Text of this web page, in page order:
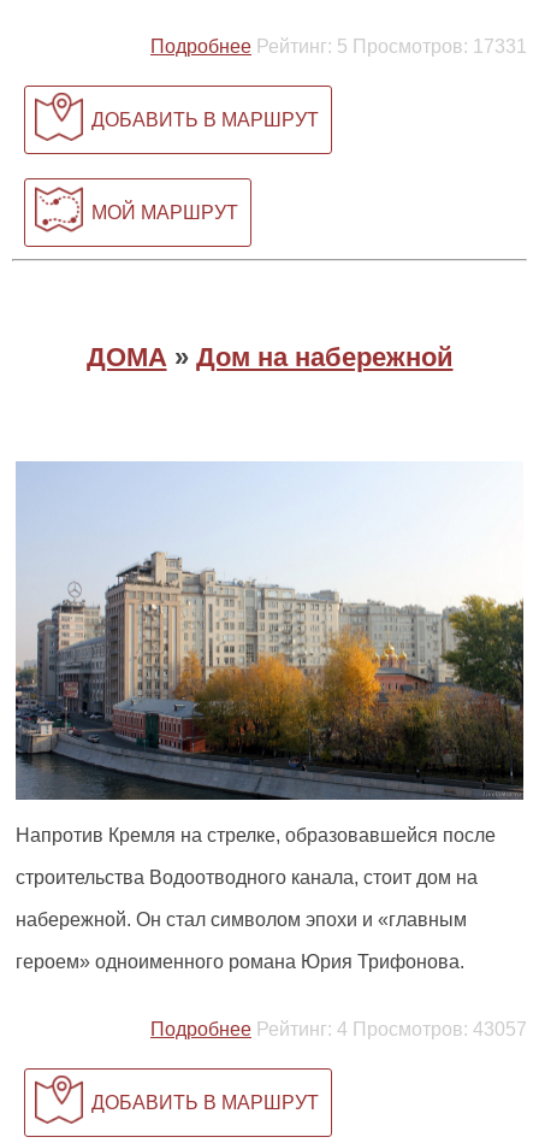
Подробнее Рейтинг: 5 Просмотров: 17331
ДОБАВИТЬ В МАРШРУТ
МОЙ МАРШРУТ
ДОМА » Дом на набережной
Напротив Кремля на стрелке, образовавшейся после
строительства Водоотводного канала, стоит дом на
набережной. Он стал символом эпохи и «главным
героем» одноименного романа Юрия Трифонова.
Подробнее Рейтинг: 4 Просмотров: 43057
ДОБАВИТЬ В МАРШРУТ